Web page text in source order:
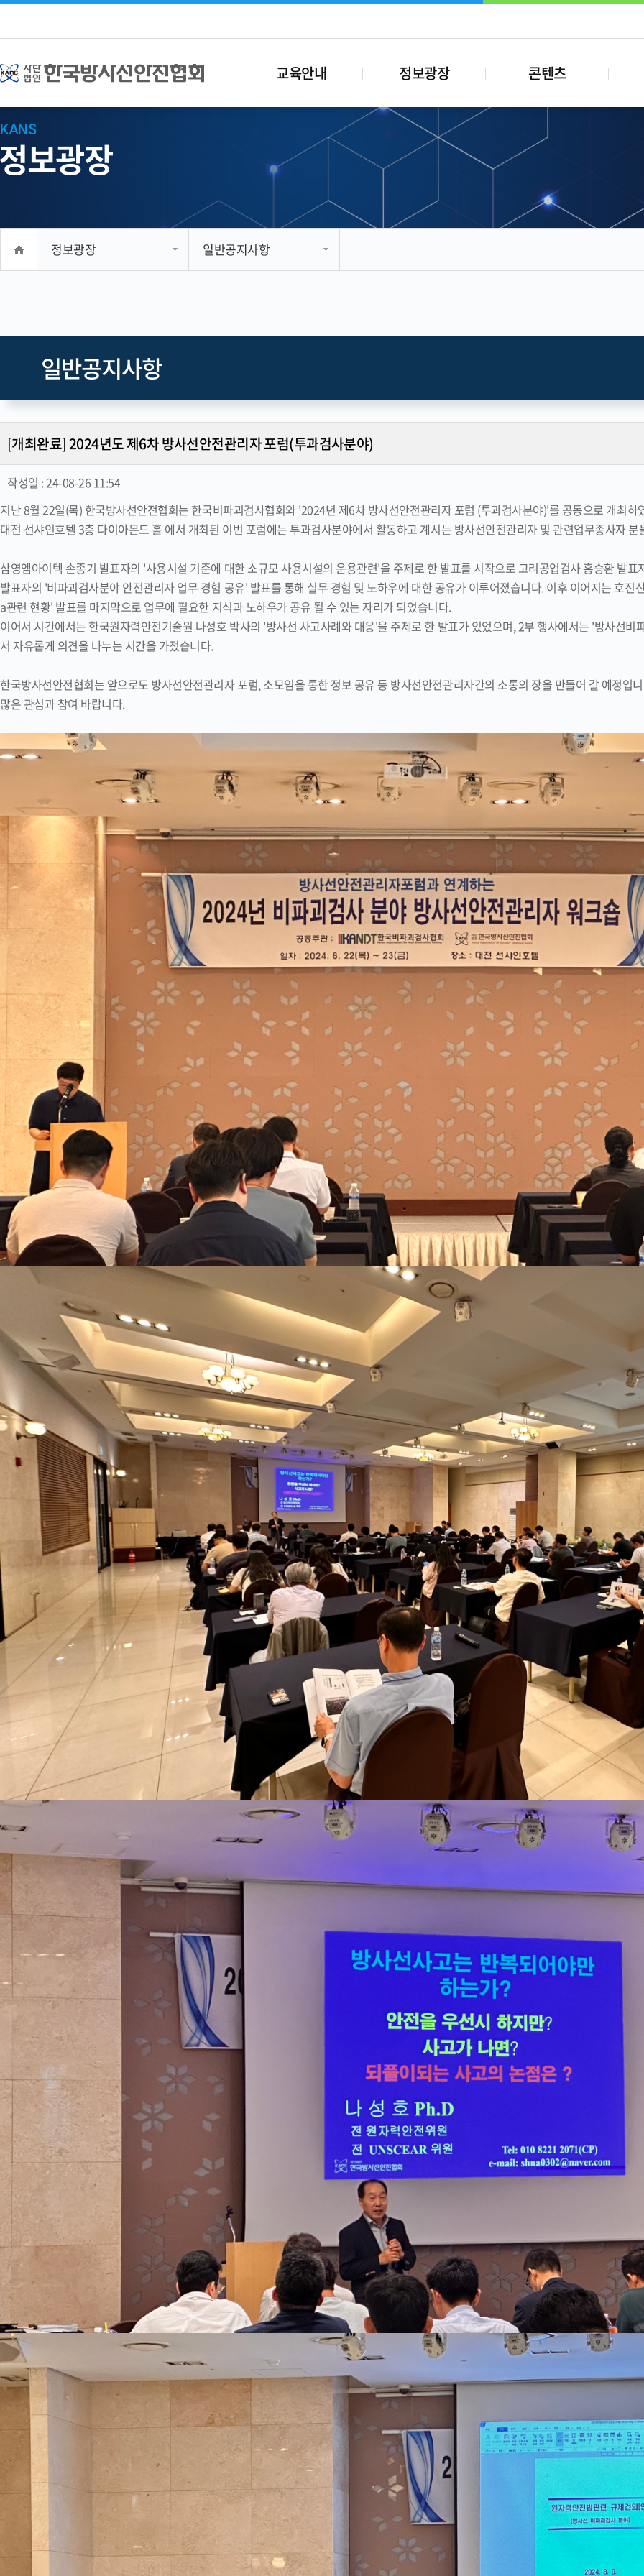
교육안내 정보광장 콘텐츠
KANS
보광장
정보광장 일반공지사항
일반공지사항
[개최완료] 2024년도 제6차 방사선안전관리자 포럼(투과검사분야)
작성일 :24-08-26 11:54
지난 8월 22일(목) 한국방사선안전협회는 한국비파괴검사협회와 '2024년 제6차 방사선안전관리자 포럼 (투과검사분야)'를 공동으로 개최하
대전 선샤인호텔 3층 다이아몬드 홀 에서 개최된 이번 포럼에는 투과검사분야에서 활동하고 계시는 방사선안전관리자 및 관련업무종사자
삼영엠아이텍 손종기 발표자의 '사용시설 기준에 대한 소규모 사용시설의 운용관련'을 주제로 한 발표를 시작으로 고려공업검사 홍승환 발
발표자의 '비파괴검사분야 안전관리자 업무 경험 공유' 발표를 통해 실무 경험 및 노하우에 대한 공유가 이루어졌습니다. 이후 이어지는 호
a관련 현황' 발표를 마지막으로 업무에 필요한 지식과 노하우가 공유 될 수 있는 자리가 되었습니다.
이어서 시간에서는 한국원자력안전기술원 나성호 박사의 '방사선 사고사례와 대응'을 주제로 한 발표가 있었으며, 2부 행사에서는 '방사선
서 자유롭게 의견을 나누는 시간을 가졌습니다.
한국방사선안전협회는 앞으로도 방사선안전관리자 포럼, 소모임을 통한 정보 공유 등 방사선안전관리자간의 소통의 장을 만들어 갈 예정입
많은 관심과 참여 바랍니다.